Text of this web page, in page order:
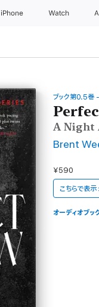
iPhone Watch
ブック第0.5
A Night
Brent
¥590
こちらで表示：
オーディオブッ